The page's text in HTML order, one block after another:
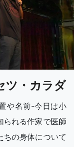
・カラダ
や名前-今日は小
られる作家で医師
ちの身体について